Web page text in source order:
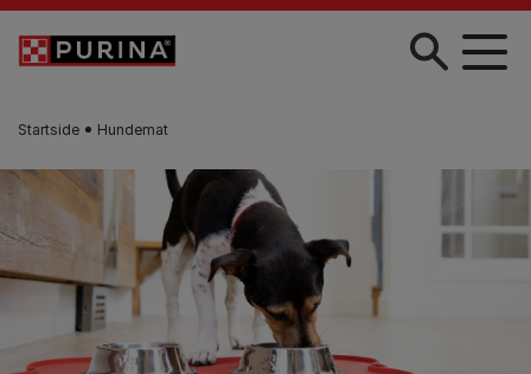
Skip to main content
Startside Hundemat